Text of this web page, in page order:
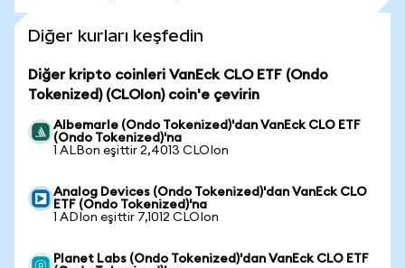
Diğer kurları keşfedin
Diğer kripto coinleri VanEck CLO ETF (Ondo
Tokenized) (CLOIon) coin'e çevirin
Albemarle (Ondo Tokenized)'dan VanEck CLO ETF
(Ondo Tokenized)'na
1 ALBon eşittir 2,4013 CLOIon
Analog Devices (Ondo Tokenized)'dan VanEck CLO
ETF (Ondo Tokenized)'na
1 ADIon eşittir 7,1012 CLOIon
Planet Labs (Ondo Tokenized)'dan VanEck CLO ETF